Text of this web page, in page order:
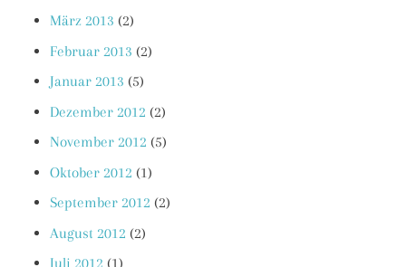
März 2013 (2)
Februar 2013 (2)
Januar 2013 (5)
Dezember 2012 (2)
November 2012 (5)
Oktober 2012 (1)
September 2012 (2)
August 2012 (2)
Juli 2012 (1)